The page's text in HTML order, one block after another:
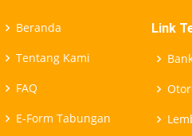
Beranda
Tentang Kami
FAQ
E-Form Tabungan
Link